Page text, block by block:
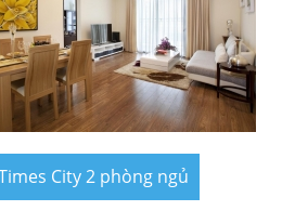
City 2 phòng ngủ